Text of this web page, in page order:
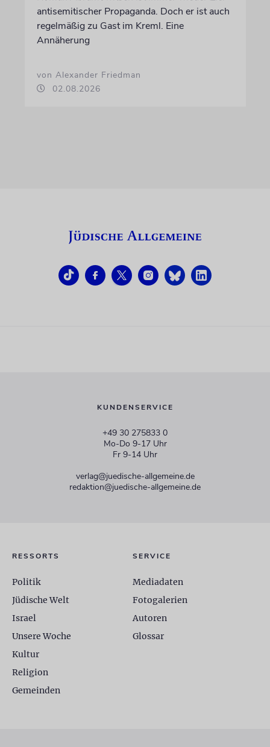
antisemitischer Propaganda. Doch er ist auch
regelmäßig zu Gast im Kreml. Eine
Annäherung
von Alexander Friedman
02.08.2026
KUNDENSERVICE
+49 30 275833 0
Mo-Do 9-17 Uhr
Fr 9-14 Uhr
verlag@juedische-allgemeine.de
redaktion@juedische-allgemeine.de
RESSORTS
Politik
Jüdische Welt
Israel
Unsere Woche
Kultur
Religion
Gemeinden
SERVICE
Mediadaten
Fotogalerien
Autoren
Glossar